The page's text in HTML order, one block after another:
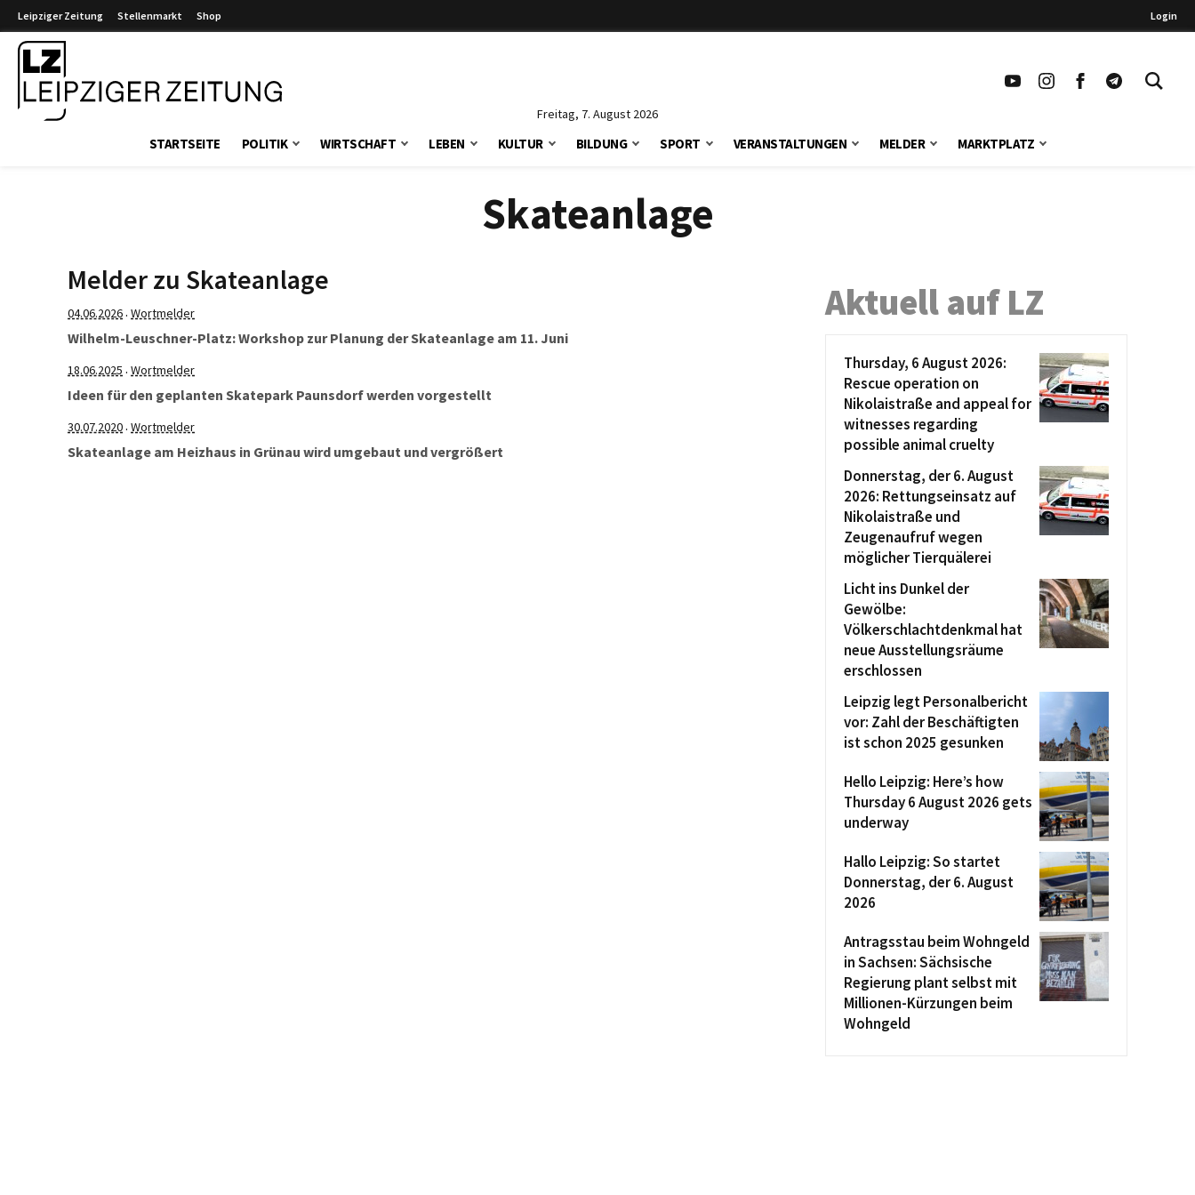
Leipziger Zeitung Stellenmarkt Shop Login
Freitag, 7. August 2026
STARTSEITE POLITIK WIRTSCHAFT LEBEN KULTUR BILDUNG SPORT VERANSTALTUNGEN MELDER MARKTPLATZ
Skateanlage
Melder zu Skateanlage
04.06.2026· Wortmelder
Wilhelm-Leuschner-Platz: Workshop zur Planung der Skateanlage am 11. Juni
18.06.2025 · Wortmelder
Ideen für den geplanten Skatepark Paunsdorf werden vorgestellt
30.07.2020· Wortmelder
Skateanlage am Heizhaus in Grünau wird umgebaut und vergrößert
Aktuell auf LZ
Thursday, 6 August 2026:
Rescue operation on
Nikolaistraße and appeal for
witnesses regarding
possible animal cruelty
Donnerstag, der 6. August
2026: Rettungseinsatz auf
Nikolaistraße und
Zeugenaufruf wegen
möglicher Tierquälerei
Licht ins Dunkel der
Gewölbe:
Völkerschlachtdenkmal hat
neue Ausstellungsräume
erschlossen
Leipzig legt Personalbericht
vor: Zahl der Beschäftigten
ist schon 2025 gesunken
Hello Leipzig: Here’s how
Thursday 6 August 2026 gets
underway
Hallo Leipzig: So startet
Donnerstag, der 6. August
2026
Antragsstau beim Wohngeld
in Sachsen: Sächsische
Regierung plant selbst mit
Millionen-Kürzungen beim
Wohngeld